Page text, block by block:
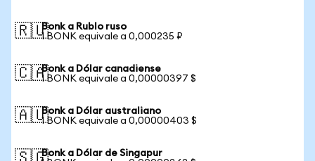
🇷🇺Bonk a Rublo ruso
1 BONK equivale a 0,000235 ₽
🇨🇦Bonk a Dólar canadiense
1 BONK equivale a 0,00000397 $
🇦🇺Bonk a Dólar australiano
1 BONK equivale a 0,00000403 $
Bonk a Dólar de Singapur